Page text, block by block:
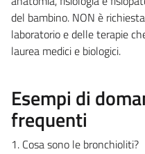
del bambino. NON è
laboratorio e delle terapie
laurea medici e biologici.
Esempi di
frequenti
1. Cosa sono le bronchioliti?